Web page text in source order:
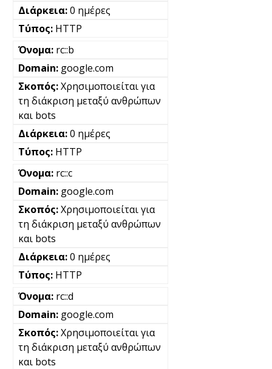
0 ημέρες
HTTP
rc::b
google.com
Χρησιμοποιείται για
τη διάκριση μεταξύ ανθρώπων
και bots
0 ημέρες
HTTP
rc::c
google.com
Χρησιμοποιείται για
τη διάκριση μεταξύ ανθρώπων
και bots
0 ημέρες
HTTP
rc::d
google.com
Χρησιμοποιείται για
τη διάκριση μεταξύ ανθρώπων
και bots